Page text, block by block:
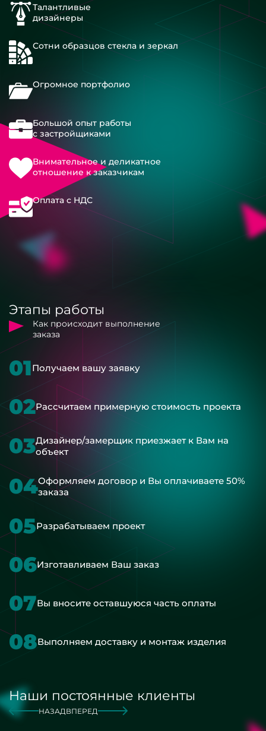
Талантливые
дизайнеры
Сотни образцов стекла и зеркал
Огромное портфолио
Большой опыт работы
с застройщиками
Внимательное и деликатное
отношение к заказчикам
Оплата с НДС
Этапы работы
Как происходит выполнение
заказа
01Получаем вашу заявку
02Рассчитаем примерную стоимость проекта
03Дизайнер/замерщик приезжает к Вам на
объект
04Оформляем договор и Вы оплачиваете 50%
заказа
05Разрабатываем проект
06Изготавливаем Ваш заказ
07Вы вносите оставшуюся часть оплаты
08Выполняем доставку и монтаж изделия
Наши постоянные клиенты
НАЗАД ВПЕРЕД